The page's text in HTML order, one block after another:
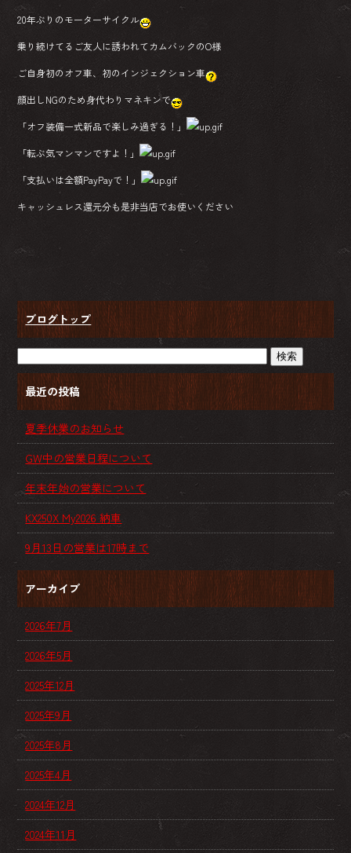
20年ぶりのモーターサイクル
乗り続けてるご友人に誘われてカムバックのO様
ご自身初のオフ車、初のインジェクション車
顔出しNGのため身代わりマネキンで
「オフ装備一式新品で楽しみ過ぎる！」
「転ぶ気マンマンですよ！」
「支払いは全額PayPayで！」
キャッシュレス還元分も是非当店でお使いください
ブログトップ
最近の投稿
夏季休業のお知らせ
GW中の営業日程について
年末年始の営業について
KX250X My2026 納車
9月13日の営業は17時まで
アーカイブ
2026年7月
2026年5月
2025年12月
2025年9月
2025年8月
2025年4月
2024年12月
2024年11月